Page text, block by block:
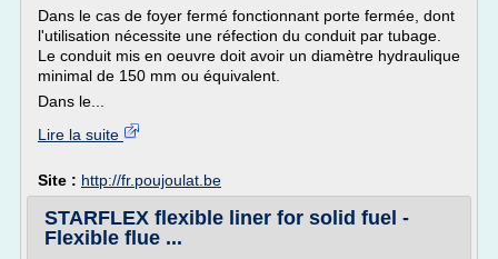
Dans le cas de foyer fermé fonctionnant porte fermée, dont
l'utilisation nécessite une réfection du conduit par tubage.
Le conduit mis en oeuvre doit avoir un diamètre hydraulique
minimal de 150 mm ou équivalent.
Dans le...
Lire la suite
Site : http://fr.poujoulat.be
STARFLEX flexible liner for solid fuel -
Flexible flue ...